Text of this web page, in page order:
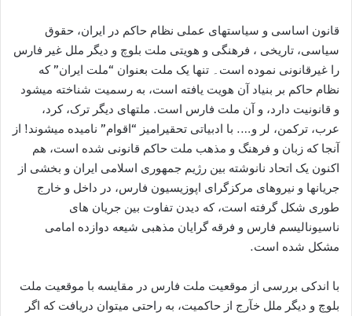
قانون اساسی و سياستهای عملی نظام حاکم در ايران، حقوق
سیاسی، تاریخی ، فرهنگی و هویتی ملت بلوچ و دیگر ملل غیر فارس
را غیرقانونی نموده است۔ تنها یک ملت بعنوان “ملت ایران” که
نظام حاکم بر بنیاد آن هویت يافته است، به رسميت شناخته ميشود
و قانونيت دارد، و آن ملت فارس است. ملتهای ديگر ترک، کرد،
عرب، ترکمن، لر و…. با ادبیاتی تحقیرامیز “اقوام” ناميده ميشوند! از
آنجا که زبان و فرهنگ و مذهب ملت حاکم قانونی شده است، هم
اکنون یک اتحاد نانوشته بین رژیم جمهوری اسلامی ایران و بخشی از
جریانها و نیروهای مرکزگرای اپوزیسیون فارس، در داخل و خارج
طوری شکل گرفته است، که دیدن تفاوت بین جریان های
ناسیونالیسم فارس و فرقه گرايان مذهبی شیعه دوازده امامی
مشکل شده است.
با اندکی بررسی از موقعیت ملت فارس در مقایسه با موقعیت ملت
بلوچ و ديگر ملل خآرج از حاکميت، به راحتی ميتوان دريافت که اگر